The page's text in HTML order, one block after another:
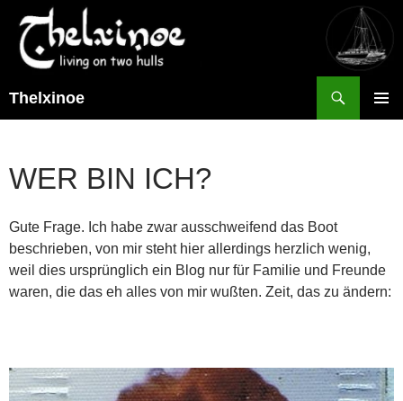
Thelxinoe
WER BIN ICH?
Gute Frage. Ich habe zwar ausschweifend das Boot
beschrieben, von mir steht hier allerdings herzlich wenig,
weil dies ursprünglich ein Blog nur für Familie und Freunde
waren, die das eh alles von mir wußten. Zeit, das zu ändern: